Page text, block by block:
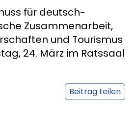
für deutsch-
Zusammenarbeit,
und Tourismus
24. März im Ratssaal
Beitrag teilen